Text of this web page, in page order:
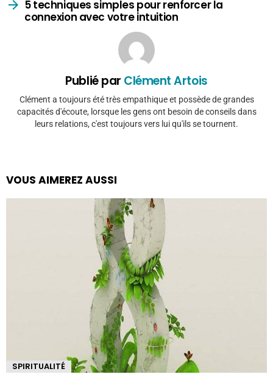
5 techniques simples pour renforcer la
connexion avec votre intuition
Publié par Clément Artois
Clément a toujours été très empathique et possède de grandes
capacités d'écoute, lorsque les gens ont besoin de conseils dans
leurs relations, c'est toujours vers lui qu'ils se tournent.
VOUS AIMEREZ AUSSI
SPIRITUALITÉ